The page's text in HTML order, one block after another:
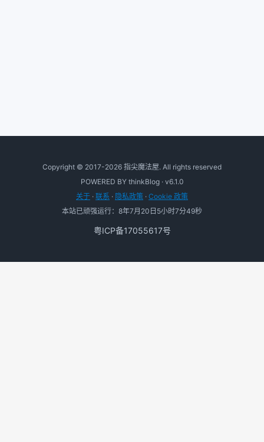
Copyright © 2017-2026 指尖魔法屋. All rights reserved
POWERED BY thinkBlog · v6.1.0
关于 · 联系 · 隐私政策 · Cookie 政策
本站已顽强运行：8年7月20日5小时7分49秒
粤ICP备17055617号